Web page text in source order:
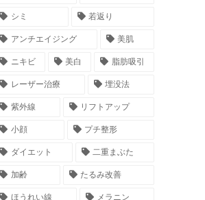
シミ 若返り
アンチエイジング 美肌
ニキビ 美白 脂肪吸引
レーザー治療 埋没法
紫外線 リフトアップ
小顔 プチ整形
ダイエット 二重まぶた
加齢 たるみ改善
ほうれい線 メラニン